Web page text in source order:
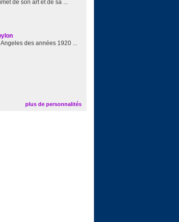
de son art et de sa ...
Angeles des années 1920 ...
plus de personnalités